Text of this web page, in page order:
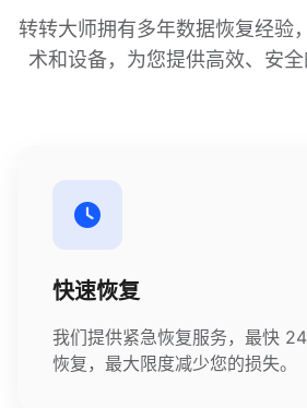
转转大师拥有多年数据恢复经验
术和设备，为您提供高效、安全
快速恢复
我们提供紧急恢复服务，最快
恢复，最大限度减少您的损失。